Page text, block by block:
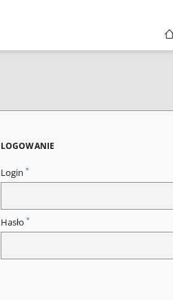
LOGOWANIE
Login *
Hasło *